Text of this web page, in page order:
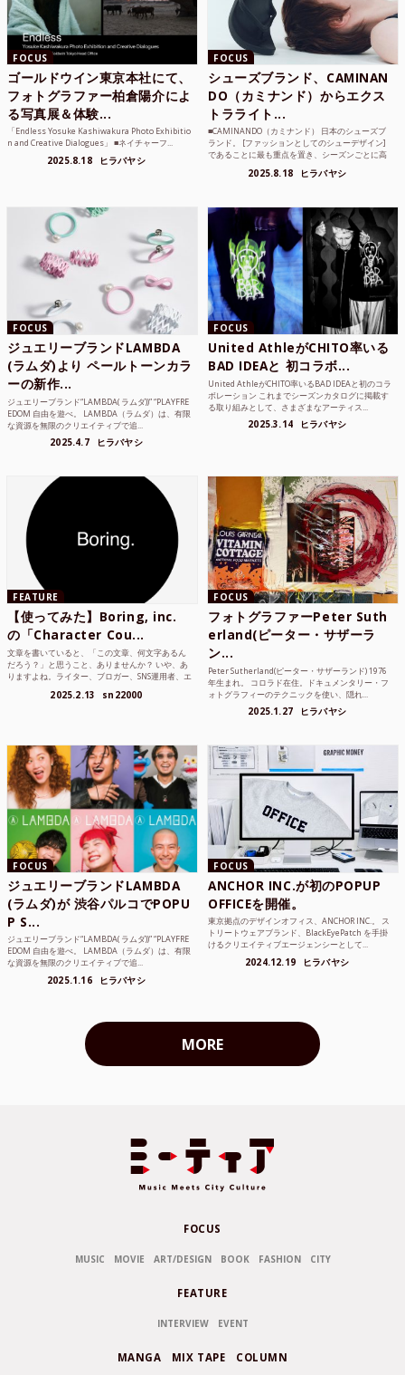
FOCUS
ゴールドウイン東京本社にて、
フォトグラファー柏倉陽介によ
る写真展＆体験...
「Endless Yosuke Kashiwakura Photo Exhibitio
n and Creative Dialogues」 ■ネイチャーフ...
2025.8.18 ヒラバヤシ
FOCUS
シューズブランド、CAMINAN
DO（カミナンド）からエクス
トラライト...
■CAMINANDO（カミナンド） 日本のシューズブ
ランド。 [ファッションとしてのシューデザイン]
であることに最も重点を置き、シーズンごとに高
2025.8.18 ヒラバヤシ
FOCUS
ジュエリーブランドLAMBDA
(ラムダ)より ペールトーンカラ
ーの新作...
ジュエリーブランド“LAMBDA( ラムダ))” “PLAYFRE
EDOM 自由を遊べ。 LAMBDA（ラムダ）は、有限
な資源を無限のクリエイティブで追...
2025.4.7 ヒラバヤシ
FOCUS
United AthleがCHITO率いる
BAD IDEAと 初コラボ...
United AthleがCHITO率いるBAD IDEAと初のコラ
ボレーション これまでシーズンカタログに掲載す
る取り組みとして、さまざまなアーティス...
2025.3.14 ヒラバヤシ
FEATURE
【使ってみた】Boring, inc.
の「Character Cou...
文章を書いていると、「この文章、何文字あるん
だろう？」と思うこと、ありませんか？ いや、あ
りますよね。ライター、ブロガー、SNS運用者、エ
2025.2.13 sn22000
FOCUS
フォトグラファーPeter Suth
erland(ピーター・サザーラ
ン...
Peter Sutherland(ピーター・サザーランド) 1976
年生まれ。 コロラド在住。ドキュメンタリー・フ
ォトグラフィーのテクニックを使い、隠れ...
2025.1.27 ヒラバヤシ
FOCUS
ジュエリーブランドLAMBDA
(ラムダ)が 渋谷パルコでPOPU
P S...
ジュエリーブランド“LAMBDA( ラムダ))” “PLAYFRE
EDOM 自由を遊べ。 LAMBDA（ラムダ）は、有限
な資源を無限のクリエイティブで追...
2025.1.16 ヒラバヤシ
FOCUS
ANCHOR INC.が初のPOPUP
OFFICEを開催。
東京拠点のデザインオフィス、ANCHOR INC.。 ス
トリートウェアブランド、BlackEyePatch を手掛
けるクリエイティブエージェンシーとして...
2024.12.19 ヒラバヤシ
MORE
FOCUS
MUSIC MOVIE ART/DESIGN BOOK FASHION CITY
FEATURE
INTERVIEW EVENT
MANGA MIX TAPE COLUMN